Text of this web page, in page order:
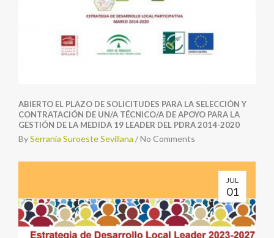
ABIERTO EL PLAZO DE SOLICITUDES PARA LA SELECCIÓN Y
CONTRATACIÓN DE UN/A TÉCNICO/A DE APOYO PARA LA
GESTIÓN DE LA MEDIDA 19 LEADER DEL PDRA 2014-2020
BySerrania Suroeste Sevillana /No Comments
JUL
01